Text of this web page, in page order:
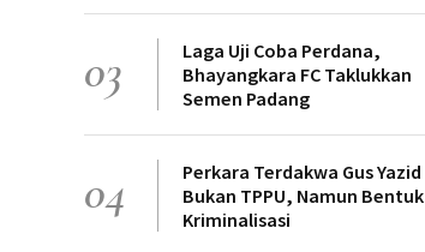
03
Laga Uji Coba Perdana,
Bhayangkara FC Taklukkan
Semen Padang
04
Perkara Terdakwa Gus Yazid
Bukan TPPU, Namun Bentuk
Kriminalisasi